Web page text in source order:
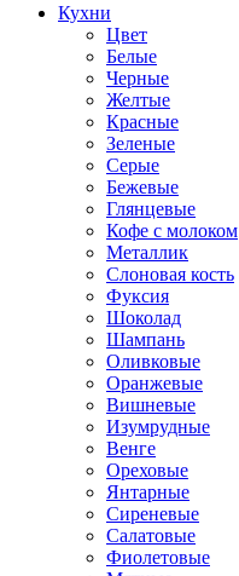
Кухни
Цвет
Белые
Черные
Желтые
Красные
Зеленые
Серые
Бежевые
Глянцевые
Кофе с молоком
Металлик
Слоновая кость
Фуксия
Шоколад
Шампань
Оливковые
Оранжевые
Вишневые
Изумрудные
Венге
Ореховые
Янтарные
Сиреневые
Салатовые
Фиолетовые